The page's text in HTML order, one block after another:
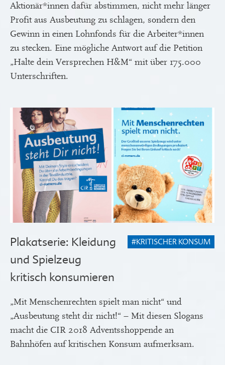
Aktionär*innen dafür abstimmen, nicht mehr länger
Profit aus Ausbeutung zu schlagen, sondern den
Gewinn in einen Lohnfonds für die Arbeiter*innen
zu stecken. Eine mögliche Antwort auf die Petition
„Halte dein Versprechen H&M“ mit über 175.000
Unterschriften.
#KRITISCHER KONSUM
Plakatserie: Kleidung
und Spielzeug
kritisch konsumieren
„Mit Menschenrechten spielt man nicht“ und
„Ausbeutung steht dir nicht!“ – Mit diesen Slogans
macht die CIR 2018 Adventsshoppende an
Bahnhöfen auf kritischen Konsum aufmerksam.